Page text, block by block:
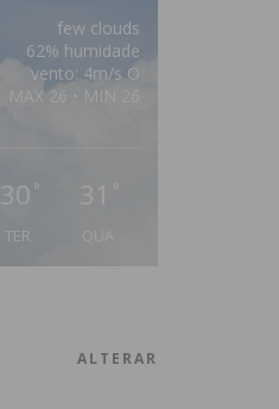
few clouds
62% humidade
vento: 4m/s O
MAX 26 • MIN 26
30 °
TER
31 °
ALTERAR